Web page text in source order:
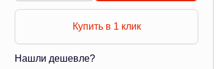
Купить в 1 клик
Нашли дешевле?